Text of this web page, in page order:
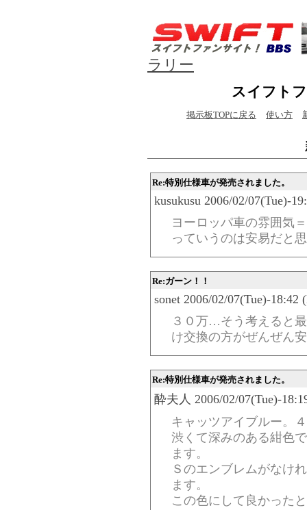
ラリー
スイフト
掲示板TOPに戻る 使い方
Re:特別仕様車が発売されました。
kusukusu 2006/02/07(Tue)-
ヨーロッパ車の雰囲気
っていうのは安易だと
Re:ガーン！！
sonet 2006/02/07(Tue)-18:42
３０万…そう考えると
け交換の方がぜんぜん
Re:特別仕様車が発売されました。
酔夫人 2006/02/07(Tue)-
キャッツアイブルー。
渋くて深みのある紺色
ます。
Ｓのエンブレムがなけ
ます。
この色にして良かった